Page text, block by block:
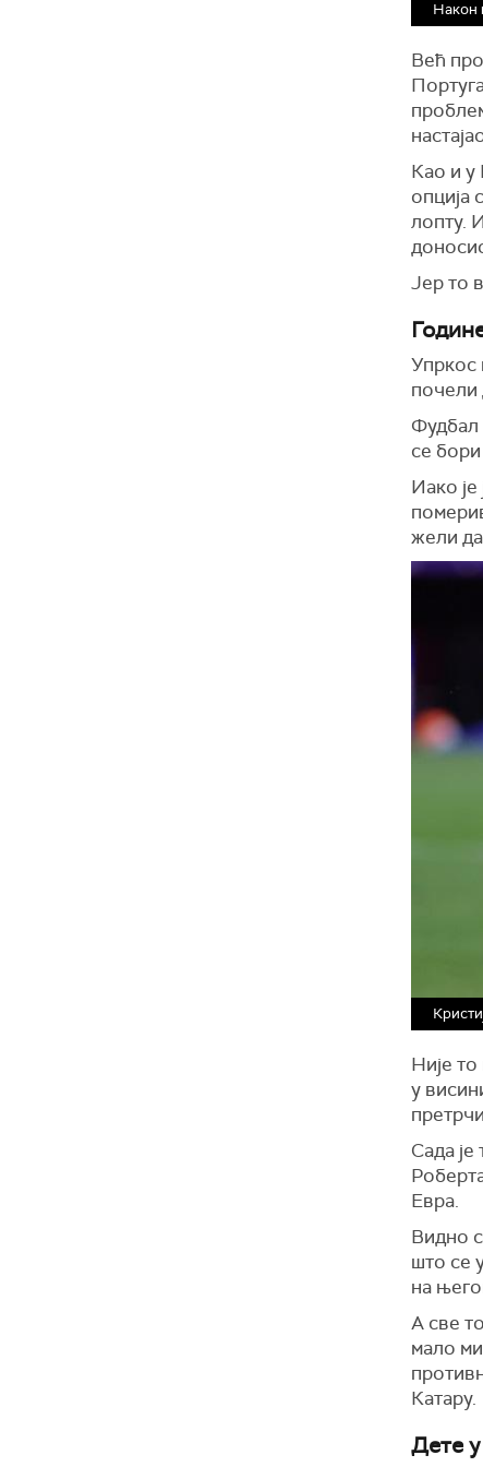
Након
Већ
Као и у
опција
лопту.
Јер то
Упркос
почели
Фудбал
се
Иако
жели
Није
у
Сада
Евра.
Видно
што се
на
А све
мало
Катару.
Дете